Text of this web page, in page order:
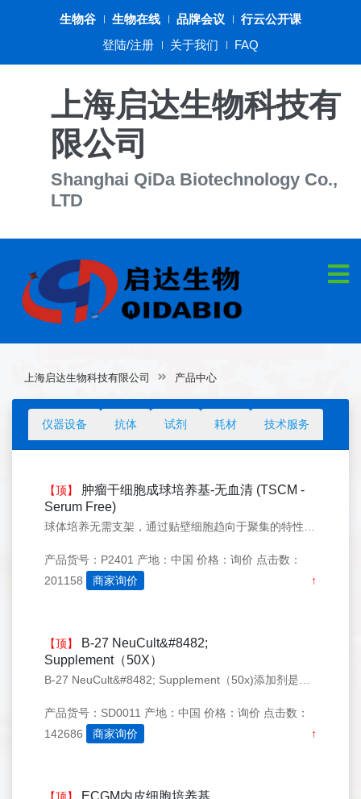
生物谷 生物在线 品牌会议
行云公开课
登陆/注册
关于我们 FAQ
上海启达生物科技有
限公司
Shanghai QiDa Biotechnology Co.,
LTD
上海启达生物科技有限公司 产品中心
仪器设备 抗体 试剂 耗材 技术服务
【顶】
肿瘤干细胞成球培养基-无血清 (TSCM -
Serum Free)
产品货号：P2401 产地：中国 价格：询价 点击数：
201158
商家询价 ↑
【顶】
B-27 NeuCult&#8482;
Supplement（50X）
产品货号：SD0011 产地：中国 价格：询价 点击数：
142686
商家询价 ↑
ECGM内皮细胞培养基